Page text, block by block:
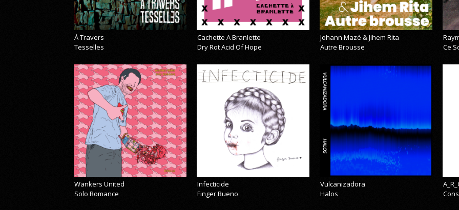
À Travers
Tesselles
Cachette A Branlette
Dry Rot Acid Of Hope
Johann Mazé & Jihem Rita
Autre Brousse
Ce
Wankers United
Solo Romance
Infecticide
Finger Bueno
Vulcanizadora
Halos